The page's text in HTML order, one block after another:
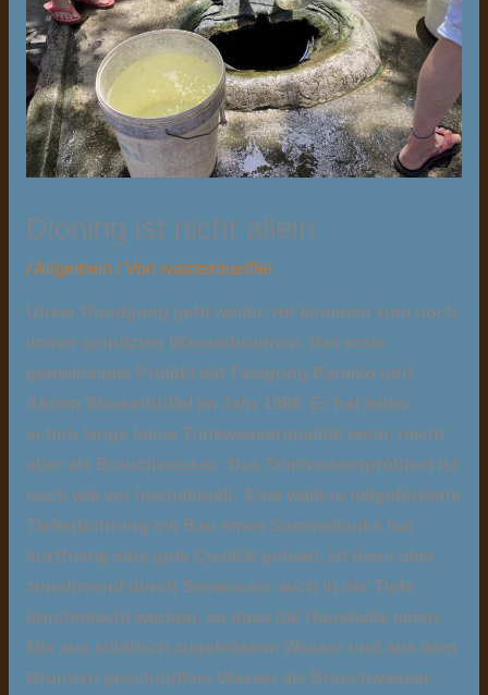
Dioning ist nicht allein
/Allgemein / Von wasserbuefffel
Unser Rundgang geht weiter, wir kommen zum noch
immer genutzten Wasserbrunnen, das erste
gemeinsame Projekt mit Tinagong Paraiso und
Aktion Wasserbüffel im Jahr 1998. Er hat leider
schon lange keine Trinkwasserqualität mehr, reicht
aber als Brauchwasser. Das Trinkwasserproblem ist
nach wie vor hochaktuell. Eine weitere mitgeförderte
Tiefenbohrung mit Bau eines Sammeltanks hat
kurzfristig eine gute Qualität gehabt, ist dann aber
zunehmend durch Seewasser auch in der Tiefe
durchmischt worden, so dass die Haushalte einen
Mix aus städtisch zugeleitetem Wasser und aus dem
Brunnen geschöpftem Wasser als Brauchwasser